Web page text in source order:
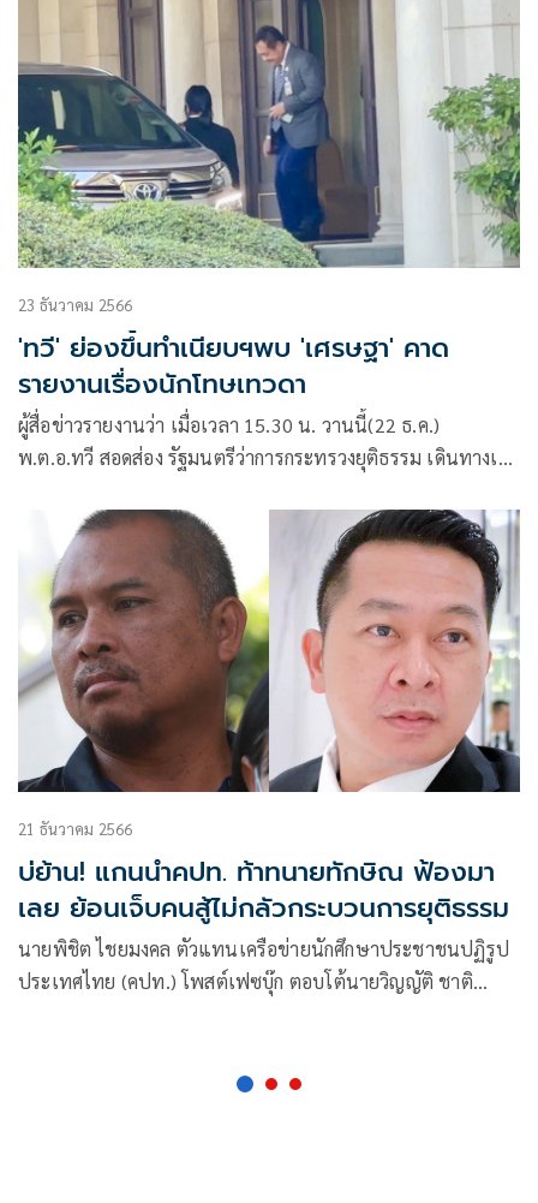
23 ธันวาคม 2566
'ทวี' ย่องขึ้นทำเนียบฯพบ 'เศรษฐา' คาด
รายงานเรื่องนักโทษเทวดา
ผู้สื่อข่าวรายงานว่า เมื่อเวลา 15.30 น. วานนี้(22 ธ.ค.)
พ.ต.อ.ทวี สอดส่อง รัฐมนตรีว่าการกระทรวงยุติธรรม เดินทางเข้า
21 ธันวาคม 2566
บ่ย้าน! แกนนำคปท. ท้าทนายทักษิณ ฟ้องมา
เลย ย้อนเจ็บคนสู้ไม่กลัวกระบวนการยุติธรรม
นายพิชิต ไชยมงคล ตัวแทนเครือข่ายนักศึกษาประชาชนปฏิรูป
ประเทศไทย (คปท.) โพสต์เฟซบุ๊ก ตอบโต้นายวิญญัติ ชาติ